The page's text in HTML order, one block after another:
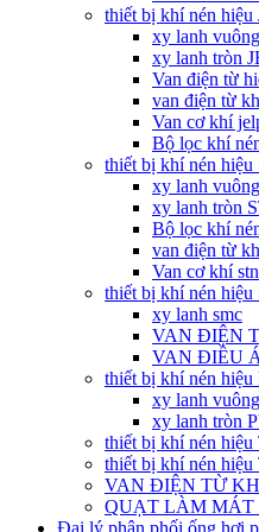
thiết bị khí nén hiệu
xy lanh
xy lanh tròn
Van điện từ
van điện từ
Van cơ khí
Bộ lọc khí
thiết bị khí nén hiệu
xy lanh
xy lanh tròn
Bộ lọc khí
van điện từ
Van cơ khí
thiết bị khí nén hiệu
xy lanh smc
VAN ĐIỆN
VAN ĐIỀU
thiết bị khí nén hiệu
xy lanh
xy lanh tròn
thiết bị khí nén
thiết bị khí nén hiệu
VAN ĐIỆN TỪ
QUẠT LÀM MÁT
Đại lý phân phối ống hơi